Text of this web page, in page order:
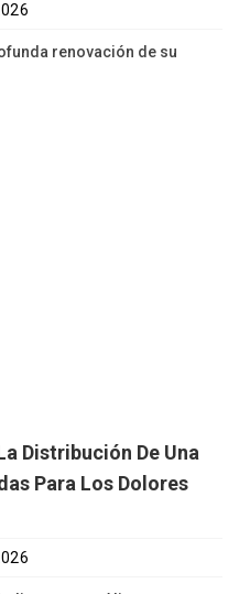
renovación de su
Distribución De Una
Para Los Dolores